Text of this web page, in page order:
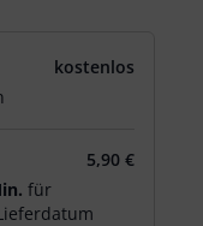
kostenlos
5,90 €
für